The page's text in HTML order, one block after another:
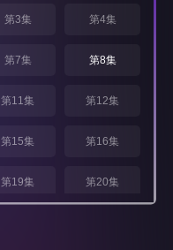
第3集 第4集
第7集 第8集
第11集 第12集
第15集 第16集
第19集 第20集